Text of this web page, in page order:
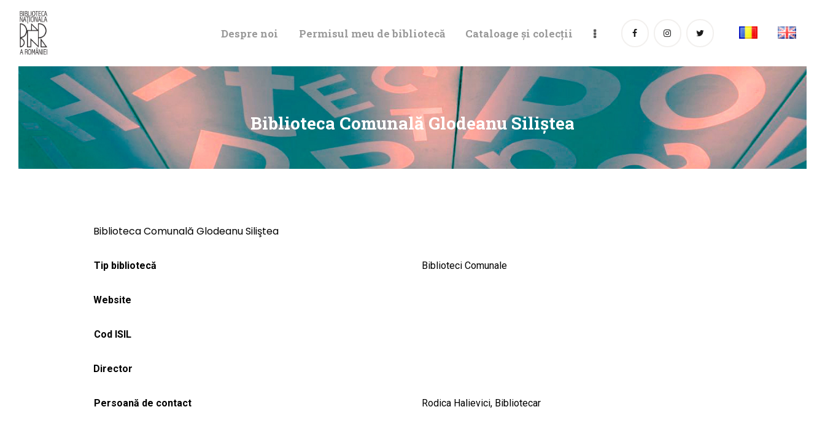
Despre noi Permisul meu de bibliotecă Cataloage și colecții
Biblioteca Comunală Glodeanu Siliştea
DE BIBLIOTECĂ
CATALOAGE ȘI
COLECȚII
Biblioteca Comunală Glodeanu Siliştea
Tip bibliotecă Biblioteci Comunale
Website
Cod ISIL
Director
Persoană de contact Rodica Halievici, Bibliotecar